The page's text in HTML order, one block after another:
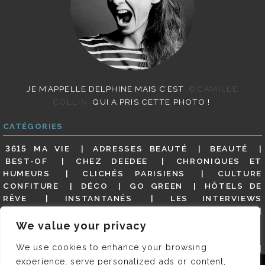
We value your privacy
We use cookies to enhance your browsing
experience, serve personalized ads or content,
JE M’APPELLE DELPHINE MAIS C’EST
©CAMILLE
COLLIN
QUI A PRIS CETTE PHOTO !
CATÉGORIES
3615 MA VIE ADRESSES BEAUTÉ
BEAUTÉ
BEST-OF
CHEZ DEEDEE
CHRONIQUES ET
HUMEURS
CLICHÉS PARISIENS
CULTURE
CONFITURE
DÉCO GO GREEN
HÔTELS DE
RÊVE
INSTANTANÉS
LES INTERVIEWS
MES ADRESSES
MODE NON CLASSÉ
GUIDE
PARIS EN PHOTOS
RESTAURANTS
REVUE DE PRESSE DÉTAILLÉE, SIOU PLAIT